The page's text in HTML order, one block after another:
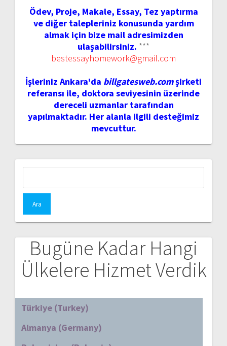
Ödev, Proje, Makale, Essay, Tez yaptırma
ve diğer talepleriniz konusunda yardım
almak için bize mail adresimizden
ulaşabilirsiniz. ***
bestessayhomework@gmail.com
İşleriniz Ankara'da billgatesweb.comşirketi
referansı ile, doktora seviyesinin üzerinde
dereceli uzmanlar tarafından
yapılmaktadır. Her alanla ilgili desteğimiz
mevcuttur.
Bugüne Kadar Hangi
Ülkelere Hizmet Verdik
Türkiye (Turkey)
Almanya (Germany)